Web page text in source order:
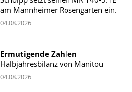
am Mannheimer Rosengarten ein.
04.08.2026
Ermutigende Zahlen
Halbjahresbilanz von Manitou
04.08.2026